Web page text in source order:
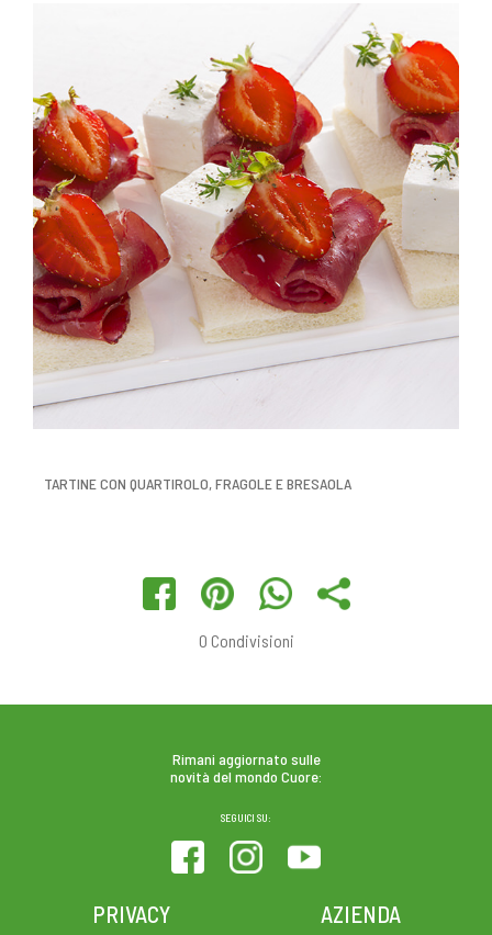
TARTINE CON QUARTIROLO, FRAGOLE E BRESAOLA
0 Condivisioni
Rimani aggiornato sulle
novità del mondo Cuore:
SEGUICI SU:
PRIVACY AZIENDA